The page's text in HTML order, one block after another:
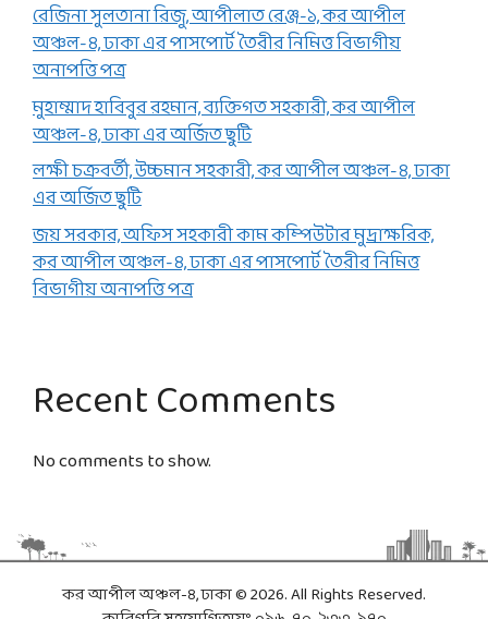
রেজিনা সুলতানা রিজু, আপীলাত রেঞ্জ-১, কর আপীল
অঞ্চল-৪, ঢাকা এর পাসপোর্ট তৈরীর নিমিত্ত বিভাগীয়
অনাপত্তি পত্র
মুহাম্মাদ হাবিবুর রহমান, ব্যক্তিগত সহকারী, কর আপীল
অঞ্চল-৪, ঢাকা এর অর্জিত ছুটি
লক্ষী চক্রবর্তী, উচ্চমান সহকারী, কর আপীল অঞ্চল-৪, ঢাকা
এর অর্জিত ছুটি
জয় সরকার, অফিস সহকারী কাম কম্পিউটার মুদ্রাক্ষরিক,
কর আপীল অঞ্চল-৪, ঢাকা এর পাসপোর্ট তৈরীর নিমিত্ত
বিভাগীয় অনাপত্তি পত্র
Recent Comments
No comments to show.
কর আপীল অঞ্চল-৪, ঢাকা © 2026. All Rights Reserved.